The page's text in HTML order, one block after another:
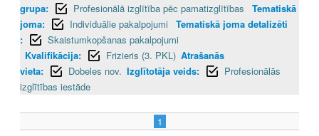
grupa:
Profesionālā izglītība pēc pamatizglītības
Tematiskā
joma:
Individuālie pakalpojumi
Tematiskā joma detalizēti
:
Skaistumkopšanas pakalpojumi
Kvalifikācija:
Frizieris (3. PKL) Atrašanās
vieta:
Dobeles nov. Izglītotāja veids:
Profesionālās
izglītības iestāde
1